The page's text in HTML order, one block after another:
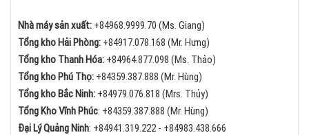
Nhà máy sản xuất: +84968.9999.70 (Ms. Giang)
Tổng kho Hải Phòng: +84917.078.168 (Mr. Hưng)
Tổng kho Thanh Hóa: +84964.877.098 (Ms. Thảo)
Tổng kho Phú Thọ: +84359.387.888 (Mr. Hùng)
Tổng kho Bắc Ninh: +84979.076.818 (Mrs. Thủy)
Tổng Kho Vĩnh Phúc: +84359.387.888 (Mr. Hùng)
Đại Lý Quảng Ninh: +84941.319.222 - +84983.438.666